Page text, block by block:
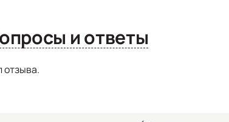
Вопросы и ответы
отзыва.